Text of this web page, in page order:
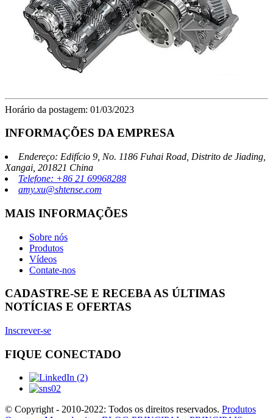
Horário da postagem: 01/03/2023
INFORMAÇÕES DA EMPRESA
Endereço: Edifício 9, No. 1186 Fuhai Road, Distrito de Jiading,
Xangai, 201821 China
Telefone: +86 21 69968288
amy.xu@shtense.com
MAIS INFORMAÇÕES
Sobre nós
Produtos
Vídeos
Contate-nos
CADASTRE-SE E RECEBA AS ÚLTIMAS
NOTÍCIAS E OFERTAS
Inscrever-se
FIQUE CONECTADO
© Copyright - 2010-2022: Todos os direitos reservados. Produtos